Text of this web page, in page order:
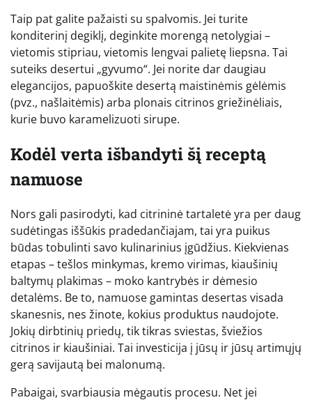
Taip pat galite pažaisti su spalvomis. Jei turite
konditerinį degiklį, deginkite morengą netolygiai –
vietomis stipriau, vietomis lengvai palietę liepsna. Tai
suteiks desertui „gyvumo“. Jei norite dar daugiau
elegancijos, papuoškite desertą maistinėmis gėlėmis
(pvz., našlaitėmis) arba plonais citrinos griežinėliais,
kurie buvo karamelizuoti sirupe.
Kodėl verta išbandyti šį receptą
namuose
Nors gali pasirodyti, kad citrininė tartaletė yra per daug
sudėtingas iššūkis pradedančiajam, tai yra puikus
būdas tobulinti savo kulinarinius įgūdžius. Kiekvienas
etapas – tešlos minkymas, kremo virimas, kiaušinių
baltymų plakimas – moko kantrybės ir dėmesio
detalėms. Be to, namuose gamintas desertas visada
skanesnis, nes žinote, kokius produktus naudojote.
Jokių dirbtinių priedų, tik tikras sviestas, šviežios
citrinos ir kiaušiniai. Tai investicija į jūsų ir jūsų artimųjų
gerą savijautą bei malonumą.
Pabaigai, svarbiausia mėgautis procesu. Net jei